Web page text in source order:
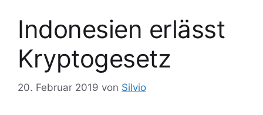
Indonesien erlässt
Kryptogesetz
20. Februar 2019 von Silvio